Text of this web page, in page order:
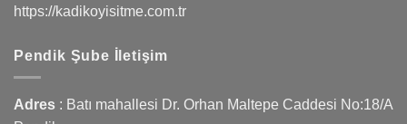
https://kadikoyisitme.com.tr
Pendik Şube İletişim
Adres : Batı mahallesi Dr. Orhan Maltepe Caddesi No:18/A